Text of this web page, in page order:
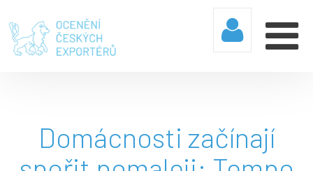
Domácnosti začínají